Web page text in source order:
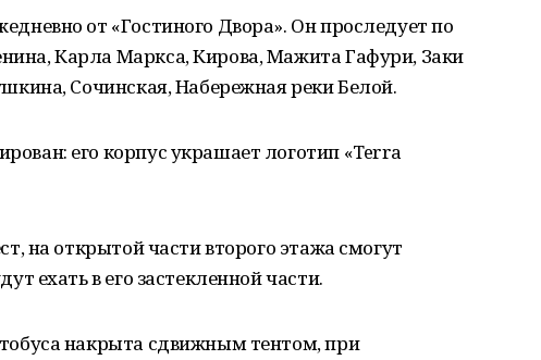
от «Гостиного Двора». Он проследует по
Карла Маркса, Кирова, Мажита Гафури, Заки
Сочинская, Набережная реки Белой.
его корпус украшает логотип «Terra
на открытой части второго этажа смогут
ехать в его застекленной части.
накрыта сдвижным тентом, при